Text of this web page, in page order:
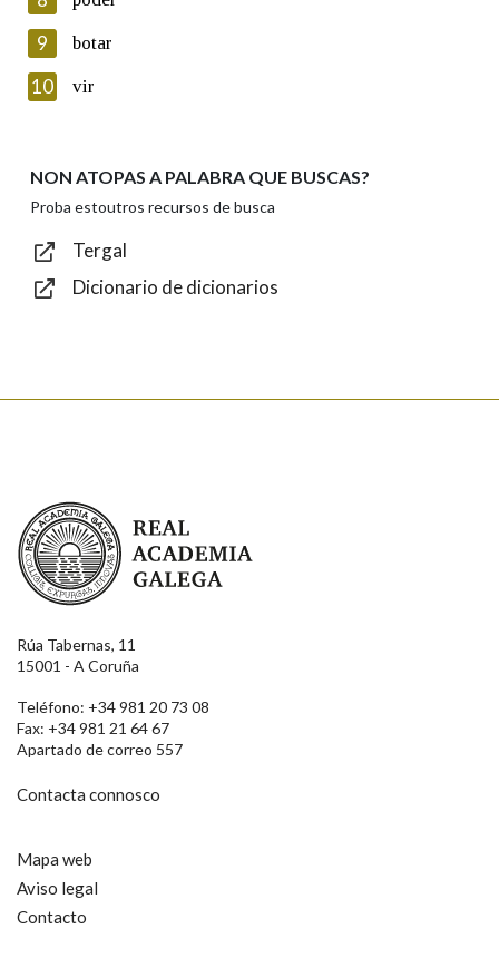
Lin e acepto as condicións da política de
Introduce o código que aparece na imaxe:
Texto de verificación
9 botar
10 vir
NON ATOPAS A PALABRA QUE BUSCAS?
Proba estoutros recursos de busca
Tergal
Dicionario de dicionarios
Real Academia Galega
Rúa Tabernas, 11
15001 - A Coruña
Teléfono: +34 981 20 73 08
Fax: +34 981 21 64 67
Apartado de correo 557
Contacta connosco
Mapa web
Aviso legal
Contacto